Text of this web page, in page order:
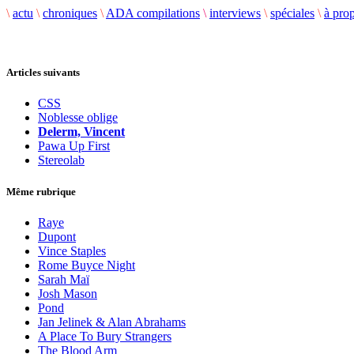
\ actu \ chroniques \ ADA compilations \ interviews \ spéciales \ à
Articles suivants
CSS
Noblesse oblige
Delerm, Vincent
Pawa Up First
Stereolab
Même rubrique
Raye
Dupont
Vince Staples
Rome Buyce Night
Sarah Maï
Josh Mason
Pond
Jan Jelinek & Alan Abrahams
A Place To Bury Strangers
The Blood Arm